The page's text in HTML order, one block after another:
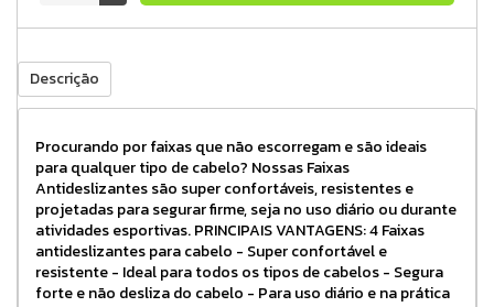
Descrição
Procurando por faixas que não escorregam e são ideais
para qualquer tipo de cabelo? Nossas Faixas
Antideslizantes são super confortáveis, resistentes e
projetadas para segurar firme, seja no uso diário ou durante
atividades esportivas. PRINCIPAIS VANTAGENS: 4 Faixas
antideslizantes para cabelo - Super confortável e
resistente - Ideal para todos os tipos de cabelos - Segura
forte e não desliza do cabelo - Para uso diário e na prática